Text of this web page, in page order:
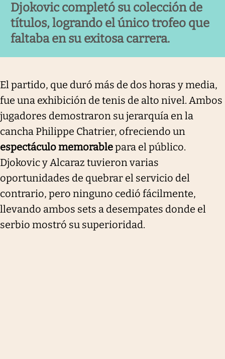
Djokovic completó su colección de
títulos, logrando el único trofeo que
faltaba en su exitosa carrera.
El partido, que duró más de dos horas y media,
fue una exhibición de tenis de alto nivel. Ambos
jugadores demostraron su jerarquía en la
cancha Philippe Chatrier, ofreciendo un
espectáculo memorablepara el público.
Djokovic y Alcaraz tuvieron varias
oportunidades de quebrar el servicio del
contrario, pero ninguno cedió fácilmente,
llevando ambos sets a desempates donde el
serbio mostró su superioridad.